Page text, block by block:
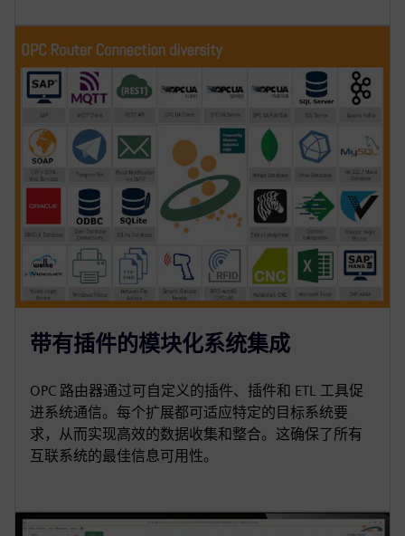
带有插件的模块化系统集成
OPC 路由器通过可自定义的插件、插件和 ETL 工具促
进系统通信。每个扩展都可适应特定的目标系统要
求，从而实现高效的数据收集和整合。这确保了所有
互联系统的最佳信息可用性。